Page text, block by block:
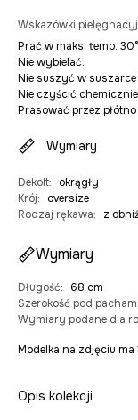
Wskazówki
Prać w maks. temp.
Nie wybielać.
Nie suszyć w suszarce
Nie czyścić
Prasować przez
Wymiary
Dekolt:
okrągły
Krój:
oversize
Rodzaj rękawa: z
Wymiary
Długość:
68 cm
Szerokość pod pachami
Wymiary podane dla
Modelka na zdjęciu
Opis kolekcji